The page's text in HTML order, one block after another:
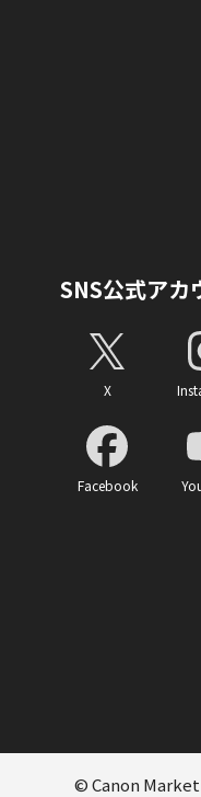
SNS公式アカ
X
Facebook
© Canon